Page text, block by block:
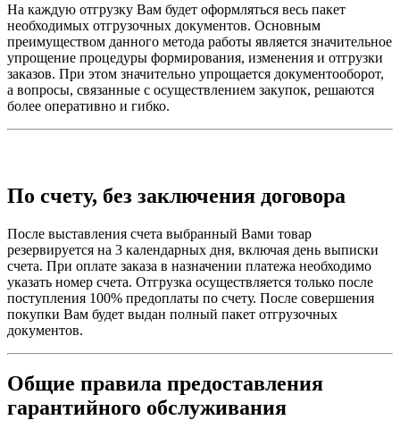
На каждую отгрузку Вам будет оформляться весь пакет
необходимых отгрузочных документов. Основным
преимуществом данного метода работы является значительное
упрощение процедуры формирования, изменения и отгрузки
заказов. При этом значительно упрощается документооборот,
а вопросы, связанные с осуществлением закупок, решаются
более оперативно и гибко.
По счету, без заключения договора
После выставления счета выбранный Вами товар
резервируется на 3 календарных дня, включая день выписки
счета. При оплате заказа в назначении платежа необходимо
указать номер счета. Отгрузка осуществляется только после
поступления 100% предоплаты по счету. После совершения
покупки Вам будет выдан полный пакет отгрузочных
документов.
Общие правила предоставления
гарантийного обслуживания